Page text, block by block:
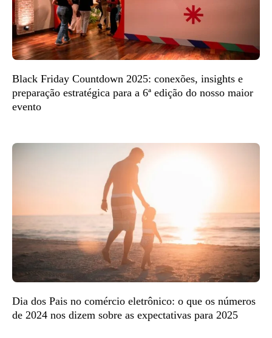
Black Friday Countdown 2025: conexões, insights e
preparação estratégica para a 6ª edição do nosso maior
evento
Dia dos Pais no comércio eletrônico: o que os números
de 2024 nos dizem sobre as expectativas para 2025